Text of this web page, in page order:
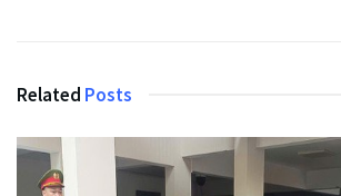
Related Posts